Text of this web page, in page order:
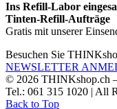
Ins Refill-Labor
Tinten-Refill-Aufträge
Gratis mit unserer
Besuchen Sie
NEWSLETTER
© 2026 THINKshop.ch
Tel.: 061 315 1020 | All
Back to Top